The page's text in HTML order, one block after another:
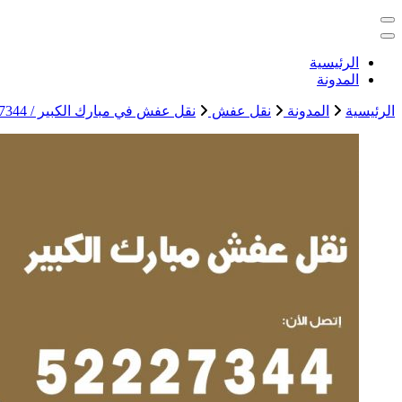
التجاوز
إلى
الكويت
خدمات منزلية بالكويت شراء بيع فك نقل تركيب صيانة تصليح اثاث
الرئيسية
المدونة
الرئيسية المدونة نقل عفش نقل عفش في مبارك الكبير / 52227344 / عمال نقل عفش وأثاث بأرخص سعر